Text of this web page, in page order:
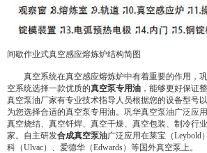
间歇作业式真空感应熔炼炉结构简图
真空系统在真空感应熔炼炉中有着重要的作用，
空系统选择一款优质的真空泵专用油 ，能够更好保证
真空泵油厂家有专业技术指导人员根据您的设备型号
为您选择合适的真空泵专用油。巩华真空泵油广泛应
真空烧结、真空钎焊、真空干燥、真空包装、制冷行
家。自主研发合成真空泵油广泛应用在莱宝（Leybold
科（Ulvac）、爱德华（Edwards）等国外真空泵上。